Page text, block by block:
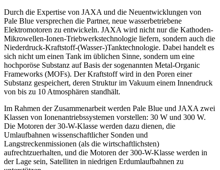
Durch die Expertise von JAXA und die Neuentwicklungen von
Pale Blue versprechen die Partner, neue wasserbetriebene
Elektromotoren zu entwickeln. JAXA wird nicht nur die Kathoden-
Mikrowellen-Ionen-Triebwerkstechnologie liefern, sondern auch die
Niederdruck-Kraftstoff-(Wasser-)Tanktechnologie. Dabei handelt es
sich nicht um einen Tank im üblichen Sinne, sondern um eine
hochporöse Substanz auf Basis der sogenannten Metal-Organic
Frameworks (MOFs). Der Kraftstoff wird in den Poren einer
Substanz gespeichert, deren Struktur im Vakuum einem Innendruck
von bis zu 10 Atmosphären standhält.
Im Rahmen der Zusammenarbeit werden Pale Blue und JAXA zwei
Klassen von Ionenantriebssystemen vorstellen: 30 W und 300 W.
Die Motoren der 30-W-Klasse werden dazu dienen, die
Umlaufbahnen wissenschaftlicher Sonden und
Langstreckenmissionen (als die wirtschaftlichsten)
aufrechtzuerhalten, und die Motoren der 300-W-Klasse werden in
der Lage sein, Satelliten in niedrigen Erdumlaufbahnen zu